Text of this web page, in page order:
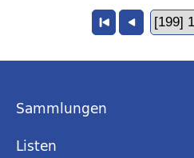
Sammlungen
Listen